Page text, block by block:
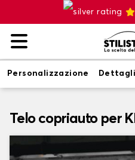
Personalizzazione Dettagli
Telo copriauto per